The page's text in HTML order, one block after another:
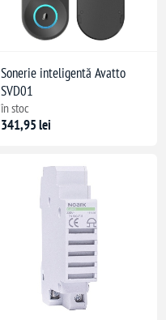
Sonerie inteligentă Avatto
SVD01
în stoc
341,95 lei